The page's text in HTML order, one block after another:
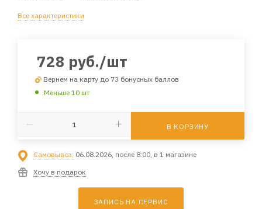
Все характеристики
728 руб./шт
Вернем на карту до 73 бонусных баллов
Меньше 10 шт
В КОРЗИНУ
Самовывоз: 06.08.2026, после 8:00, в 1 магазине
Хочу в подарок
ЗАПИСЬ НА СЕРВИС